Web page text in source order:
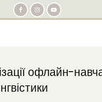
офлайн-